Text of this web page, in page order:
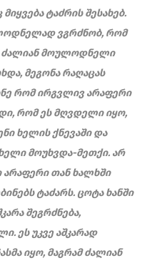
ტაძრის შესახებ.
ვგრძნობ, რომ
ძალიან მოულოდნელი
მეგონა რაღაცას
რომ ირგვლივ არაფერი
რომ ეს მღვდელი იყო,
ხელის ქნევაში და
მოუხვდა-მეთქი. არ
არაფერი თან ხალხში
ტაძარს. ცოტა ხანში
შეგრძნება,
ეს უკვე აშკარად
იყო, მაგრამ ძალიან